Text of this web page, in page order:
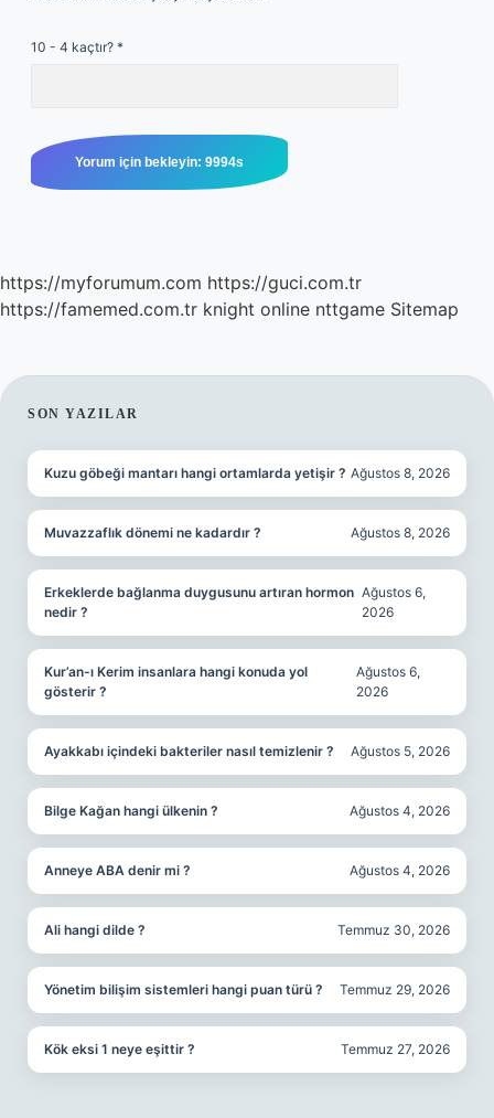
10 - 4 kaçtır? *
https://myforumum.com https://guci.com.tr
https://famemed.com.tr knight online nttgame Sitemap
SIDEBAR
SON YAZILAR
Kuzu göbeği mantarı hangi ortamlarda yetişir ? Ağustos 8, 2026
Muvazzaflık dönemi ne kadardır ? Ağustos 8, 2026
Erkeklerde bağlanma duygusunu artıran hormon
nedir ?
Ağustos 6,
2026
Kur’an-ı Kerim insanlara hangi konuda yol
gösterir ?
Ağustos 6,
2026
Ayakkabı içindeki bakteriler nasıl temizlenir ? Ağustos 5, 2026
Bilge Kağan hangi ülkenin ? Ağustos 4, 2026
Anneye ABA denir mi ? Ağustos 4, 2026
Ali hangi dilde ? Temmuz 30, 2026
Yönetim bilişim sistemleri hangi puan türü ? Temmuz 29, 2026
Kök eksi 1 neye eşittir ? Temmuz 27, 2026